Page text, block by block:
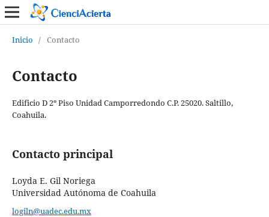
Inicio / Contacto
Contacto
Edificio D 2º Piso Unidad Camporredondo C.P. 25020. Saltillo,
Coahuila.
Contacto principal
Loyda E. Gil Noriega
Universidad Autónoma de Coahuila
logiln@uadec.edu.mx